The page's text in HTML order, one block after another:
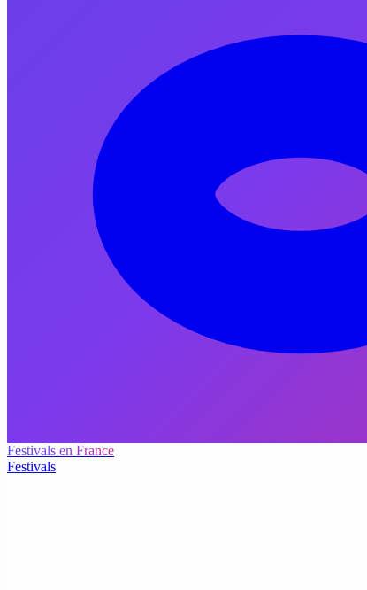
Festivals en France
Festivals